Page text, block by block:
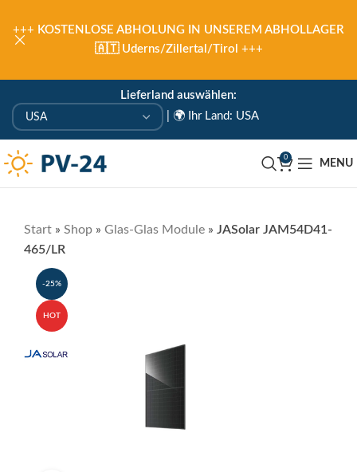
Lieferland auswählen:
🌍 Ihr Land: USA
0
MENU
Start » Shop » Glas-Glas Module » JASolar JAM54D41-
465/LR
-25%
HOT
+++ KOSTENLOSE ABHOLUNG IN UNSEREM ABHOLLAGER
🇦🇹 Uderns/Zillertal/Tirol +++